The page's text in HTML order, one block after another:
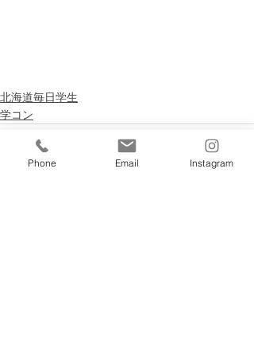
北海道毎日学生
学コン
Phone Email Instagram